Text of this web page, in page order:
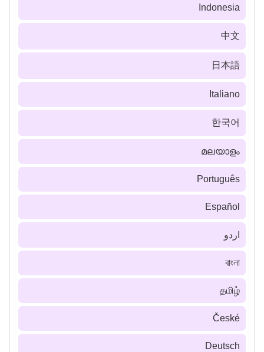
Indonesia
中文
日本語
Italiano
한국어
മലയാളം
Português
Español
اردو
বাংলা
தமிழ்
České
Deutsch